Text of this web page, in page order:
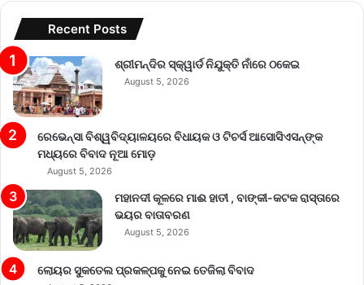
Recent Posts
ଶ୍ରୀମନ୍ଦିର ସ୍କ୍ୱାର୍ଡ ନିଯୁକ୍ତି ନାଁରେ ଠକେଇ
August 5, 2026
ରେଭେନ୍ସା ବିଶ୍ୱବିଦ୍ୟାଳୟରେ ବିଧାୟକ ଓ ଟିଚର୍ସ ଆସୋସିଏସନ୍‌ଙ୍କ
ମଧ୍ୟରେ ବିବାଦ ନୂଆ ମୋଡ଼
August 5, 2026
ମହାନଦୀ କୂଳରେ ମାଈ ହାତୀ , ବାଙ୍କୀ-କଟକ ରାସ୍ତାରେ
ଭୟର ବାତାବରଣ
August 5, 2026
ଲୋୟର ସୁକତେଲ ପ୍ରକଳ୍ପକୁ ନେଇ ତେଜିଲା ବିବାଦ